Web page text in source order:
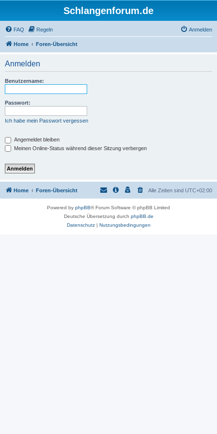
Schlangenforum.de
FAQ Regeln Anmelden
Home Foren-Übersicht
Anmelden
Benutzername:
Passwort:
Ich habe mein Passwort vergessen
Angemeldet bleiben
Meinen Online-Status während dieser Sitzung verbergen
Home Foren-Übersicht Alle Zeiten sind UTC+02:00
Powered by phpBB® Forum Software © phpBB Limited
Deutsche Übersetzung durch phpBB.de
Datenschutz| Nutzungsbedingungen